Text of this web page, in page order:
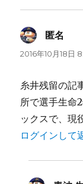
匿名
り:
2016年10月18日
糸井残留の記
所で選手生命
ックスで、現
ログインして